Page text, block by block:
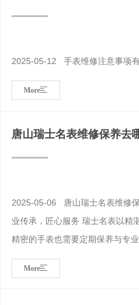
2025-05-12 手表维修注意事项
More
唐山瑞士名表维修保养去
2025-05-06 唐山瑞士名表维修
业传承，匠心服务 瑞士名表以精
精密的手表也需要定期保养与专
到一家技术过硬、服务贴心的维
得信赖的选择。这家由业内资深
More